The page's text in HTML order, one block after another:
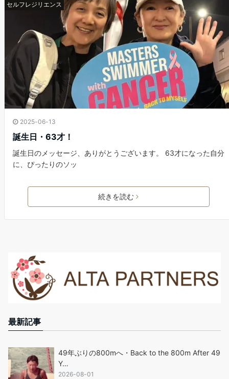
セルフレジリエンス
2025-06-13
誕生日・63才！
誕生日のメッセージ、ありがとうございます。 63才になった自分
に、ぴったりのソッ
続きを読む
最新記事
49年ぶりの800mへ・Back to the 800m After 49
Y…
2026-08-01